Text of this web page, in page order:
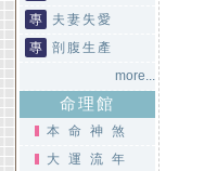
專
夫妻失愛
專
剖腹生產
more...
命理館
本命神煞
大運流年